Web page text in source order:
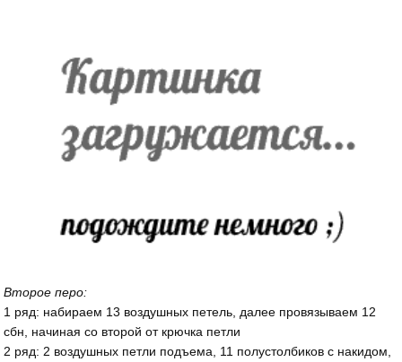
Второе перо:
1 ряд: набираем 13 воздушных петель, далее провязываем 12
сбн, начиная со второй от крючка петли
2 ряд: 2 воздушных петли подъема, 11 полустолбиков с накидом,